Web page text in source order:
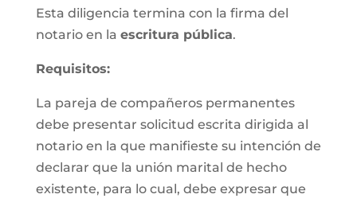
Esta diligencia termina con la firma del
notario en la escritura pública.
Requisitos:
La pareja de compañeros permanentes
debe presentar solicitud escrita dirigida al
notario en la que manifieste su intención de
declarar que la unión marital de hecho
existente, para lo cual, debe expresar que